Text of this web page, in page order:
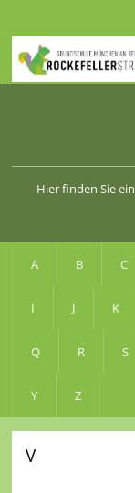
Hier finden Sie
A B C
I J K
Q R S
Y Z
V